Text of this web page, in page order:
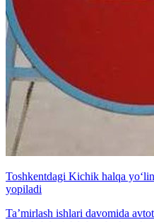
Toshkentdagi Kichik halqa
yopiladi
Ta’mirlash ishlari davomida